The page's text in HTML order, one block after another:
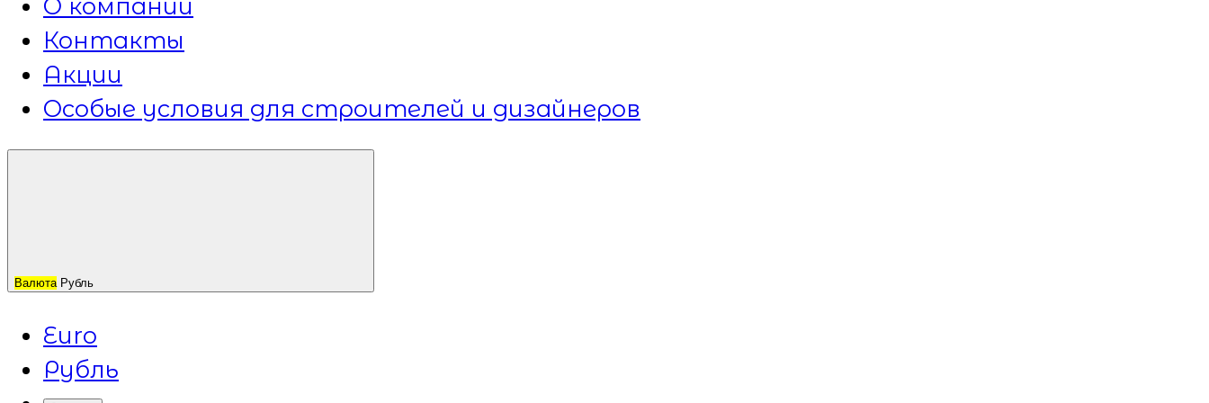
О компании
Контакты
Акции
Особые условия для строителей и дизайнеров
Валюта Рубль
Euro
Рубль